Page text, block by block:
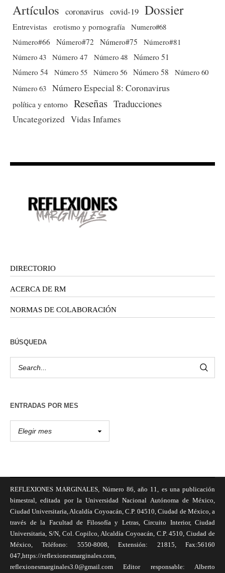
Artículos coronavirus covid-19 Dossier
Entrevistas erotismo y pornografía
Numero#68
Número#66
Número#72 Número#75
Número#81
Número 43 Número 47 Número 48 Número 51
Número 54 Número 55 Número 56 Número 58
Número 60
Número 63 Número Especial 8: Coronavirus
política y entorno Reseñas Traducciones
Uncategorized Vidas Infames
DIRECTORIO
ACERCA DE RM
NORMAS DE COLABORACIÓN
BÚSQUEDA
ENTRADAS POR MES
REFLEXIONES MARGINALES, Número 86, año 11, es una publicación
bimestral, editada por la Universidad Nacional Autónoma de México,
Ciudad Universitaria, Alcaldía Coyoacán, C.P. 04510, Ciudad de México, a
través de la Facultad de Filosofía y Letras, Circuito Interior, Ciudad
Universitaria, S/N, Col. Copilco, Alcaldía Coyoacán, C.P. 4510, Ciudad de
México, Teléfono: 5550-8008, Extensión: 21815, Fax:56160
047,https://reflexionesmarginales.com,
reflexionesmarginales3.0@gmail.com Editor responsable: Alberto